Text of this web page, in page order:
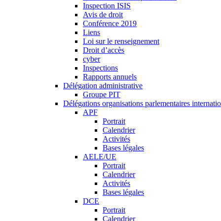
Inspection ISIS
Avis de droit
Conférence 2019
Liens
Loi sur le renseignement
Droit d’accès
cyber
Inspections
Rapports annuels
Délégation administrative
Groupe PIT
Délégations organisations parlementaires
APF
Portrait
Calendrier
Activités
Bases légales
AELE/UE
Portrait
Calendrier
Activités
Bases légales
DCE
Portrait
Calendrier